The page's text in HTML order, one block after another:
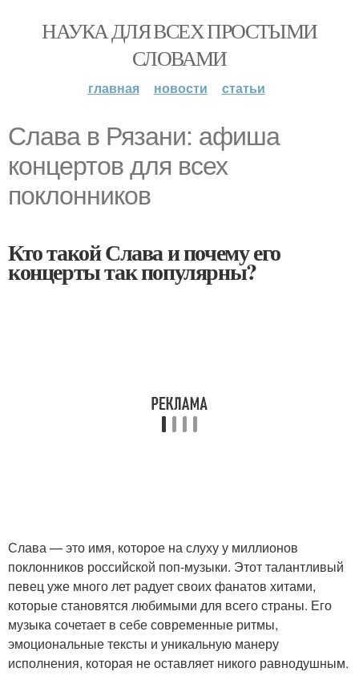
НАУКА ДЛЯ ВСЕХ ПРОСТЫМИ
СЛОВАМИ
главная новости статьи
Слава в Рязани: афиша
концертов для всех
поклонников
Кто такой Слава и почему его
концерты так популярны?
Слава — это имя, которое на слуху у миллионов
поклонников российской поп-музыки. Этот талантливый
певец уже много лет радует своих фанатов хитами,
которые становятся любимыми для всего страны. Его
музыка сочетает в себе современные ритмы,
эмоциональные тексты и уникальную манеру
исполнения, которая не оставляет никого равнодушным.